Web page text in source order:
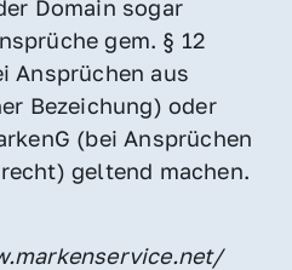
Domain sogar
gem. § 12
Ansprüchen aus
Bezeichung) oder
(bei Ansprüchen
geltend machen.